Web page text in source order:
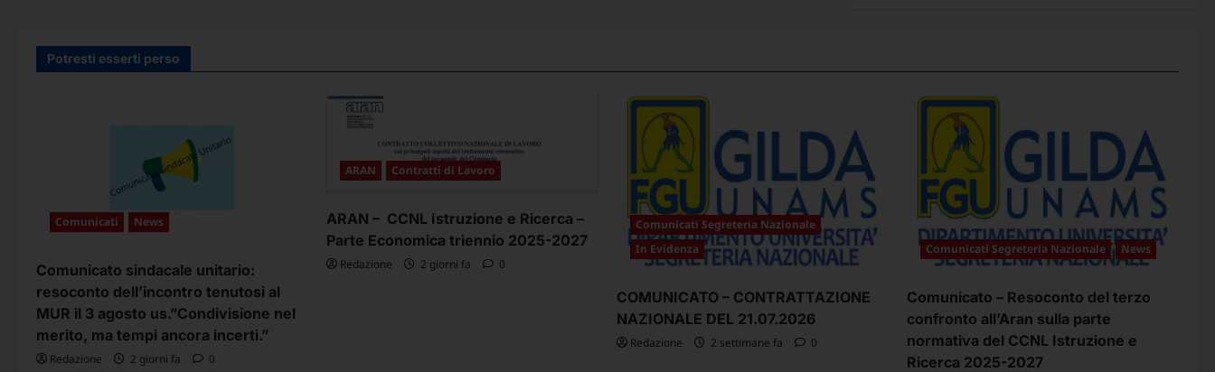
Potresti esserti perso
Comunicati News
Comunicato sindacale unitario:
resoconto dell’incontro tenutosi al
MUR il 3 agosto us.”Condivisione nel
merito, ma tempi ancora incerti.”
Redazione 2 giorni fa 0
ARAN Contratti di Lavoro
ARAN – CCNL Istruzione e Ricerca –
Parte Economica triennio 2025-2027
Redazione 2 giorni fa 0
Comunicati Segreteria Nazionale
In Evidenza
COMUNICATO – CONTRATTAZIONE
NAZIONALE DEL 21.07.2026
Redazione 2 settimane fa 0
Comunicati Segreteria Nazionale News
Comunicato – Resoconto del terzo
confronto all’Aran sulla parte
normativa del CCNL Istruzione e
Ricerca 2025-2027